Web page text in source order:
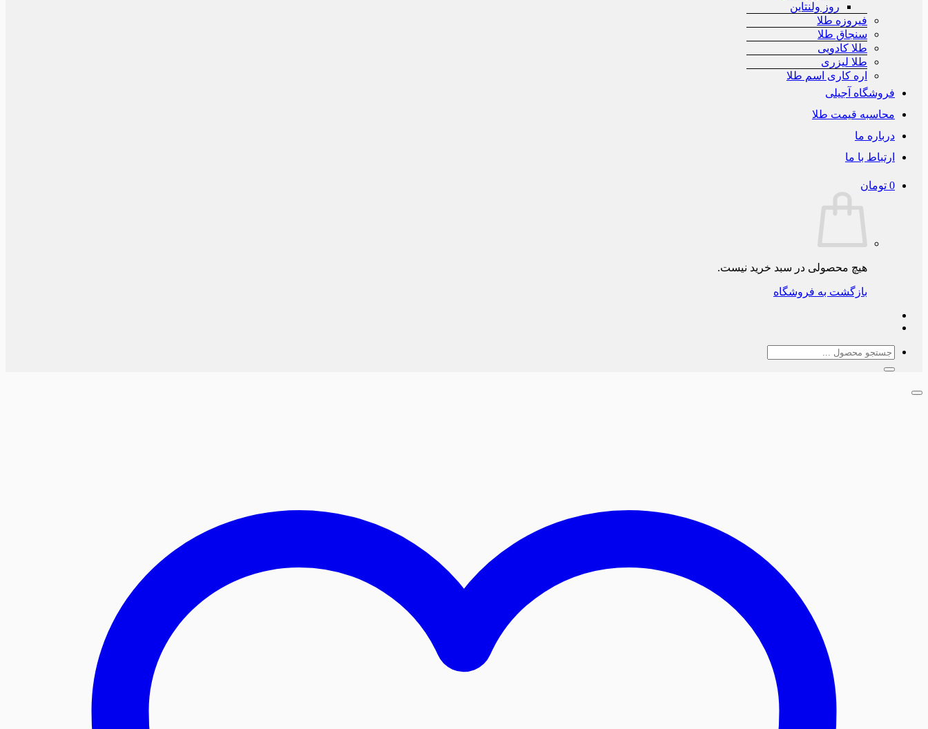
روز ولنتاین
فیروزه طلا
سنجاق طلا
طلا کادویی
طلا لیزری
اره کاری اسم طلا
فروشگاه آجیلی
محاسبه قیمت طلا
درباره ما
ارتباط با ما
0 تومان
هیچ محصولی در سبد خرید نیست.
بازگشت به فروشگاه
جستجو